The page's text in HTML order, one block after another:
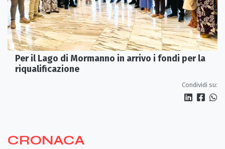
Per il Lago di Mormanno in arrivo i fondi per la
riqualificazione
Condividi su:
CRONACA